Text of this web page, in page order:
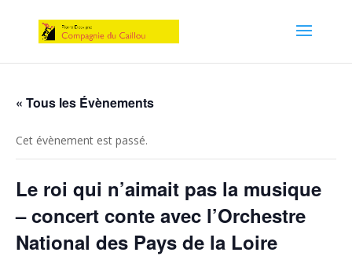
« Tous les Évènements
Cet évènement est passé.
Le roi qui n’aimait pas la musique
– concert conte avec l’Orchestre
National des Pays de la Loire